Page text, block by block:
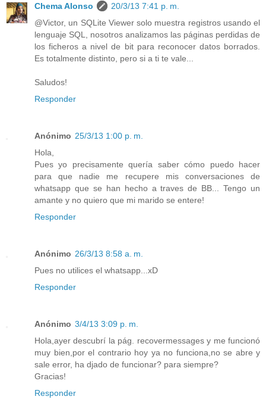
Chema Alonso
20/3/13 7:41 p. m.
@Victor, un SQLite Viewer solo muestra registros usando el
lenguaje SQL, nosotros analizamos las páginas perdidas de
los ficheros a nivel de bit para reconocer datos borrados.
Es totalmente distinto, pero si a ti te vale...
Saludos!
Responder
Anónimo 25/3/13 1:00 p. m.
Hola,
Pues yo precisamente quería saber cómo puedo hacer
para que nadie me recupere mis conversaciones de
whatsapp que se han hecho a traves de BB... Tengo un
amante y no quiero que mi marido se entere!
Responder
Anónimo 26/3/13 8:58 a. m.
Pues no utilices el whatsapp...xD
Responder
Anónimo 3/4/13 3:09 p. m.
Hola,ayer descubrí la pág. recovermessages y me funcionó
muy bien,por el contrario hoy ya no funciona,no se abre y
sale error, ha djado de funcionar? para siempre?
Gracias!
Responder